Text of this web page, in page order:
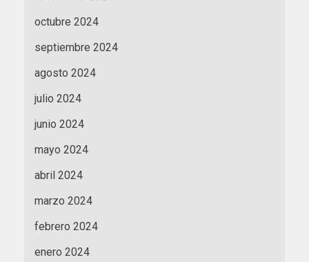
octubre 2024
septiembre 2024
agosto 2024
julio 2024
junio 2024
mayo 2024
abril 2024
marzo 2024
febrero 2024
enero 2024